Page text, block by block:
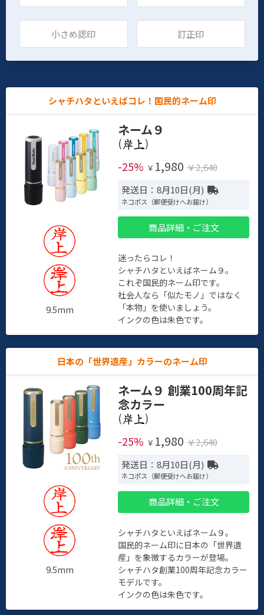
小さめ認印 訂正印
シャチハタといえばコレ！国民的ネーム印
9.5mm
ネーム９
(
)
-25% ￥ 1,980 ￥2,640
発送日：8月10日(月)
ネコポス（郵便受けへお届け）
商品詳細・ご注文
迷ったらコレ！
シャチハタといえばネーム９。
これぞ国民的ネーム印です。
社会人なら「似たモノ」ではなく
「本物」を使いましょう。
インクの色は朱色です。
日本の「世界遺産」カラーのネーム印
9.5mm
ネーム９ 創業100周年記
念カラー
(
)
-25% ￥ 1,980 ￥2,640
発送日：8月10日(月)
ネコポス（郵便受けへお届け）
商品詳細・ご注文
シャチハタといえばネーム９。
国民的ネーム印に日本の「世界遺
産」を象徴するカラーが登場。
シャチハタ創業100周年記念カラー
モデルです。
インクの色は朱色です。